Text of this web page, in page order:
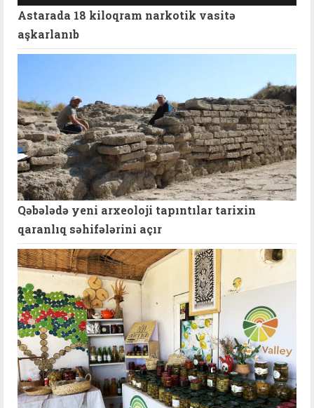
Astarada 18 kiloqram narkotik vasitə
aşkarlanıb
Qəbələdə yeni arxeoloji tapıntılar tarixin
qaranlıq səhifələrini açır